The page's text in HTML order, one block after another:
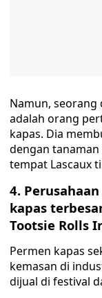
Namun, seorang
adalah orang
kapas. Dia
dengan
tempat Lascaux
4.
kapas
Tootsie Rolls
Permen kapas
kemasan di
dijual di festival